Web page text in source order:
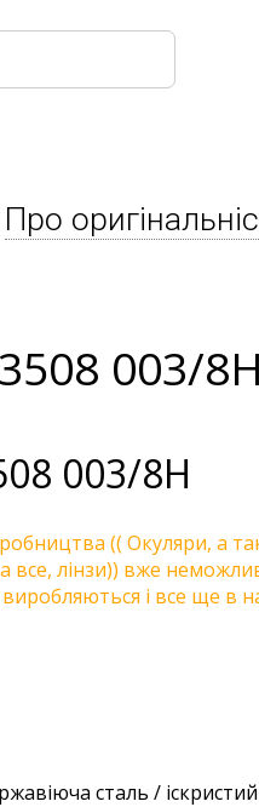
Про
003/
003/8H
(( Окуляри, а
лінзи)) вже
і все ще в
сталь / іскристий